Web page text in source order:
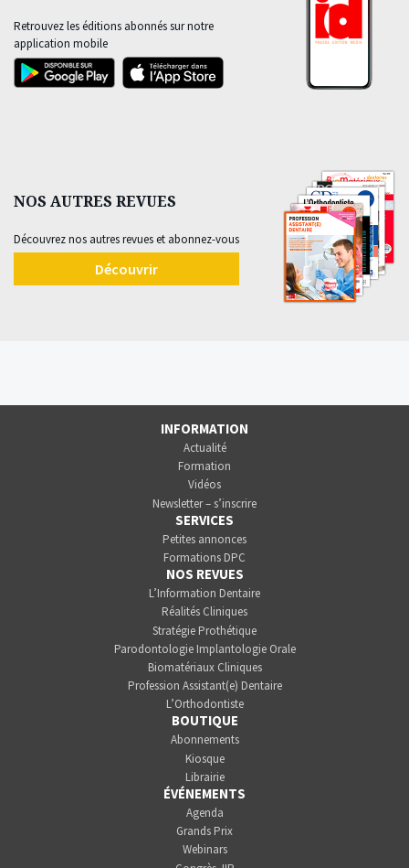
Retrouvez les éditions abonnés sur notre
application mobile
NOS AUTRES REVUES
Découvrez nos autres revues et abonnez-vous
Découvrir
INFORMATION
Actualité
Formation
Vidéos
Newsletter – s’inscrire
SERVICES
Petites annonces
Formations DPC
NOS REVUES
L’Information Dentaire
Réalités Cliniques
Stratégie Prothétique
Parodontologie Implantologie Orale
Biomatériaux Cliniques
Profession Assistant(e) Dentaire
L’Orthodontiste
BOUTIQUE
Abonnements
Kiosque
Librairie
ÉVÉNEMENTS
Agenda
Grands Prix
Webinars